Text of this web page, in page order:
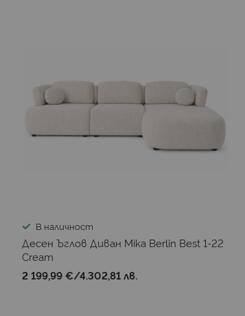
В наличност
Десен Ъглов Диван Mika Berlin Best 1-22
Cream
2 199,99 €/4.302,81 лв.